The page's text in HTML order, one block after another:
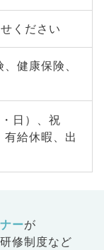
ください
健康保険、
日）、祝
有給休暇、出
ーが
修制度など